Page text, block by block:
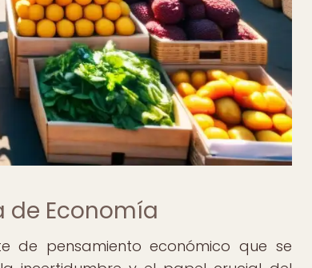
de Economía
de pensamiento económico que se